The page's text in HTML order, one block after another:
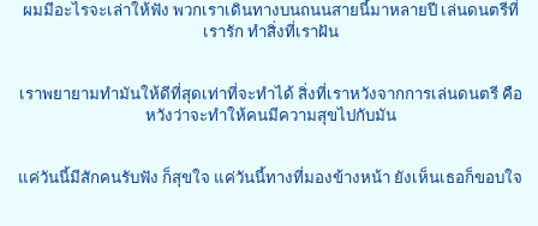
ผมมีอะไรจะเล่าให้ฟัง พวกเราเดินทางบนถนนสายนี้มาหลายปี เล่นดนตรีที่
เรารัก ทำสิ่งที่เราฝัน
เราพยายามทำมันให้ดีที่สุดเท่าที่จะทำได้ สิ่งที่เราหวังจากการเล่นดนตรี คือ
หวังว่าจะทำให้คนมีความสุขไปกับมัน
แค่วันนี้มีสักคนรับฟัง ก็สุขใจ แค่วันนี้ทางที่มองข้างหน้า ยังเห็นเธอก็ขอบใจ